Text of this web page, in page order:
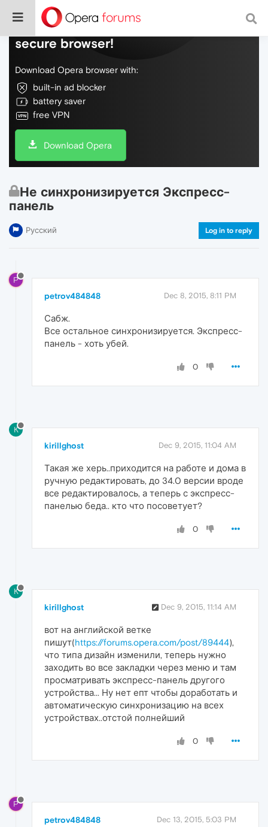
Do more on the web, with a fast and
secure browser!
Download Opera browser with:
built-in ad blocker
battery saver
free VPN
Download Opera
Не синхронизируется Экспресс-
панель
Русский Log in to reply
P
petrov484848 Dec 8, 2015, 8:11 PM
Сабж.
Все остальное синхронизируется. Экспресс-
панель - хоть убей.
0
K
kirillghost Dec 9, 2015, 11:04 AM
Такая же херь..приходится на работе и дома в
ручную редактировать, до 34.0 версии вроде
все редактировалось, а теперь с экспресс-
панелью беда.. кто что посоветует?
0
K
kirillghost Dec 9, 2015, 11:14 AM
вот на английской ветке
пишут(https://forums.opera.com/post/89444),
что типа дизайн изменили, теперь нужно
заходить во все закладки через меню и там
просматривать экспресс-панель другого
устройства... Ну нет епт чтобы доработать и
автоматическую синхронизацию на всех
устройствах..отстой полнейший
0
P
petrov484848 Dec 13, 2015, 5:03 PM